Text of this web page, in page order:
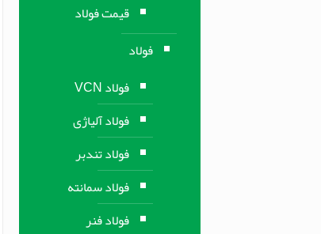
قیمت فولاد
فولاد
فولاد VCN
فولاد آلیاژی
فولاد تندبر
فولاد سمانته
فولاد فنر